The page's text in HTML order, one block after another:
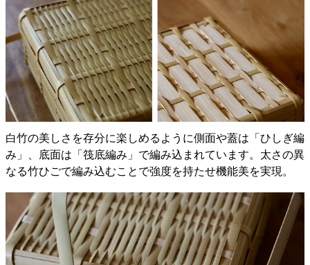
白竹の美しさを存分に楽しめるように側面や蓋は「ひしぎ編
み」、底面は「筏底編み」で編み込まれています。太さの異
なる竹ひごで編み込むことで強度を持たせ機能美を実現。